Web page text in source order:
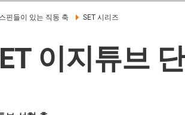
스핀들이 있는 직동 축 SET 시리즈
이지튜브